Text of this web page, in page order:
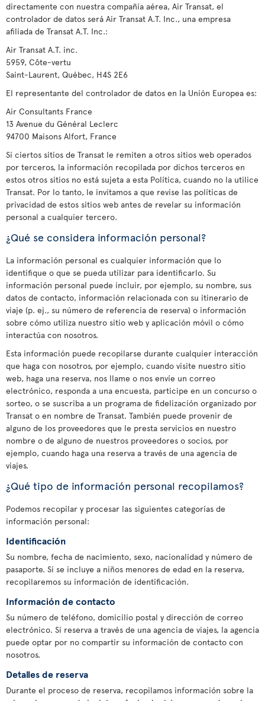
directamente con nuestra compañía aérea, Air Transat, el
controlador de datos será Air Transat A.T. Inc., una empresa
afiliada de Transat A.T. Inc.:
Air Transat A.T. inc.
5959, Côte-vertu
Saint-Laurent, Québec, H4S 2E6
El representante del controlador de datos en la Unión Europea es:
Air Consultants France
13 Avenue du Général Leclerc
94700 Maisons Alfort, France
Si ciertos sitios de Transat le remiten a otros sitios web operados
por terceros, la información recopilada por dichos terceros en
estos otros sitios no está sujeta a esta Política, cuando no la utilice
Transat. Por lo tanto, le invitamos a que revise las políticas de
privacidad de estos sitios web antes de revelar su información
personal a cualquier tercero.
¿Qué se considera información personal?
La información personal es cualquier información que lo
identifique o que se pueda utilizar para identificarlo. Su
información personal puede incluir, por ejemplo, su nombre, sus
datos de contacto, información relacionada con su itinerario de
viaje (p. ej., su número de referencia de reserva) o información
sobre cómo utiliza nuestro sitio web y aplicación móvil o cómo
interactúa con nosotros.
Esta información puede recopilarse durante cualquier interacción
que haga con nosotros, por ejemplo, cuando visite nuestro sitio
web, haga una reserva, nos llame o nos envíe un correo
electrónico, responda a una encuesta, participe en un concurso o
sorteo, o se suscriba a un programa de fidelización organizado por
Transat o en nombre de Transat. También puede provenir de
alguno de los proveedores que le presta servicios en nuestro
nombre o de alguno de nuestros proveedores o socios, por
ejemplo, cuando haga una reserva a través de una agencia de
viajes.
¿Qué tipo de información personal recopilamos?
Podemos recopilar y procesar las siguientes categorías de
información personal:
Identificación
Su nombre, fecha de nacimiento, sexo, nacionalidad y número de
pasaporte. Si se incluye a niños menores de edad en la reserva,
recopilaremos su información de identificación.
Información de contacto
Su número de teléfono, domicilio postal y dirección de correo
electrónico. Si reserva a través de una agencia de viajes, la agencia
puede optar por no compartir su información de contacto con
nosotros.
Detalles de reserva
Durante el proceso de reserva, recopilamos información sobre la